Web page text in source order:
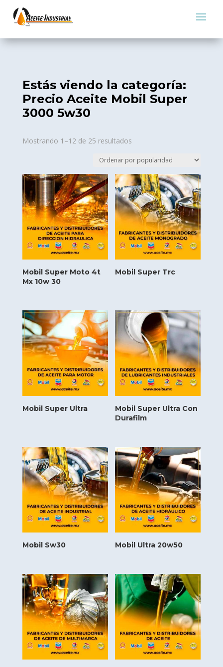
Estás viendo la categoría:
Precio Aceite Mobil Super
3000 5w30
Mostrando 1–12 de 25 resultadosSorted
popularity
Mobil Super Moto 4t
Mx 10w 30
Mobil Super Trc
Mobil Super Ultra
Mobil Super Ultra Con
Durafilm
Mobil Sw30 Mobil Ultra 20w50